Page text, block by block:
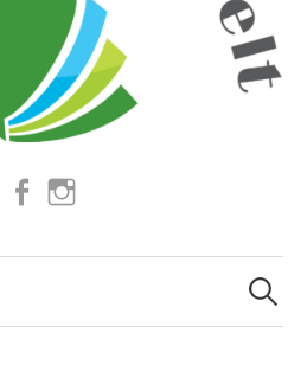
Facebook
Suchen
nach: